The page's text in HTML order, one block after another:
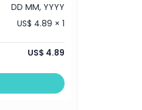
DD MM, YYYY
US$ 4.89 × 1
US$ 4.89